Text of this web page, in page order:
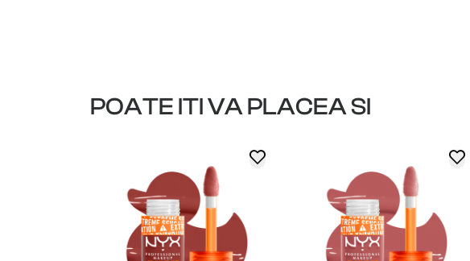
POATE ITI VA PLACEA SI